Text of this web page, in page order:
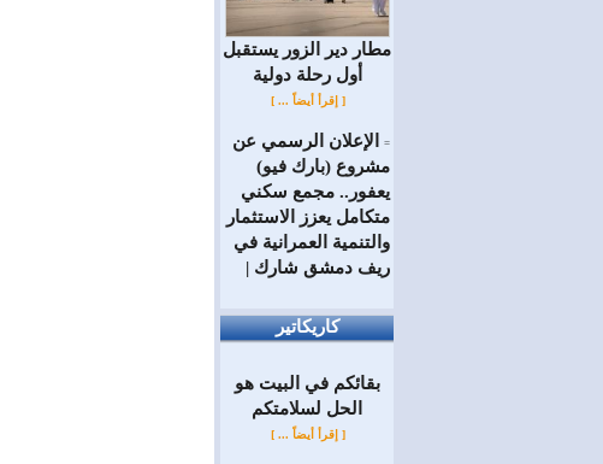
مطار دير الزور يستقبل
أول رحلة دولية
[ إقرأ أيضاً ... ]
=
الإعلان الرسمي عن
مشروع (بارك فيو)
يعفور.. مجمع سكني
متكامل يعزز الاستثمار
والتنمية العمرانية في
ريف دمشق شارك |
كاريكاتير
بقائكم في البيت هو
الحل لسلامتكم
[ إقرأ أيضاً ... ]